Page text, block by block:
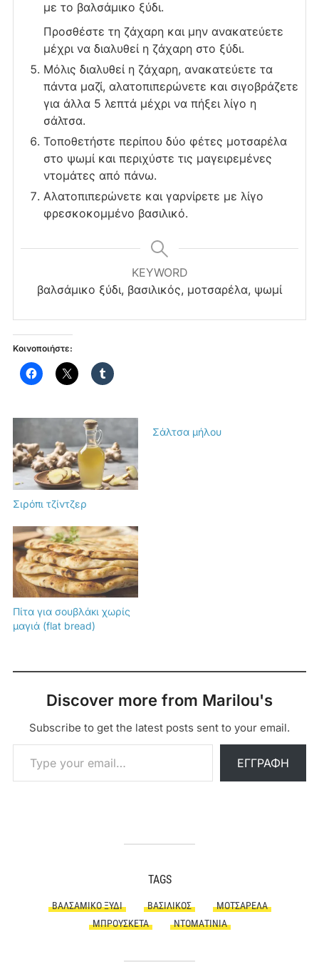
με το βαλσάμικο ξύδι.
Προσθέστε τη ζάχαρη και μην ανακατεύετε
μέχρι να διαλυθεί η ζάχαρη στο ξύδι.
Μόλις διαλυθεί η ζάχαρη, ανακατεύετε τα
πάντα μαζί, αλατοπιπερώνετε και σιγοβράζετε
για άλλα 5 λεπτά μέχρι να πήξει λίγο η
σάλτσα.
Τοποθετήστε περίπου δύο φέτες μοτσαρέλα
στο ψωμί και περιχύστε τις μαγειρεμένες
ντομάτες από πάνω.
Αλατοπιπερώνετε και γαρνίρετε με λίγο
φρεσκοκομμένο βασιλικό.
KEYWORD
βαλσάμικο ξύδι, βασιλικός, μοτσαρέλα, ψωμί
Κοινοποιήστε:
Σιρόπι τζίντζερ
Σάλτσα μήλου
Πίτα για σουβλάκι χωρίς
μαγιά (flat bread)
Discover more from Marilou's
Subscribe to get the latest posts sent to your email.
Type your email…
ΕΓΓΡΑΦΉ
TAGS
ΒΑΛΣΆΜΙΚΟ ΞΎΔΙ ΒΑΣΙΛΙΚΌΣ
ΜΟΤΣΑΡΈΛΑ
ΜΠΡΟΥΣΚΈΤΑ
ΝΤΟΜΑΤΊΝΙΑ